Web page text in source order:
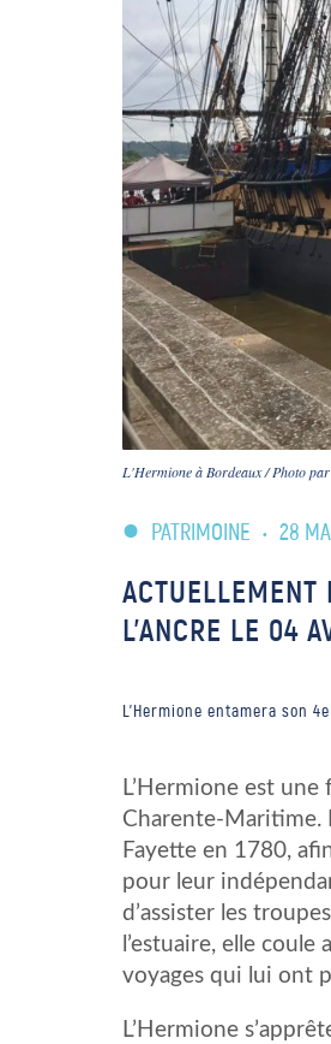
L'Hermione à Bordeaux / Photo par
PATRIMOINE • 28
ACTUELLEMENT
L’ANCRE LE 04
L'Hermione entamera son
L’Hermione est
Charente-Maritime.
Fayette en 1780,
pour leur
d’assister les
l’estuaire, elle
voyages qui lui ont
L’Hermione